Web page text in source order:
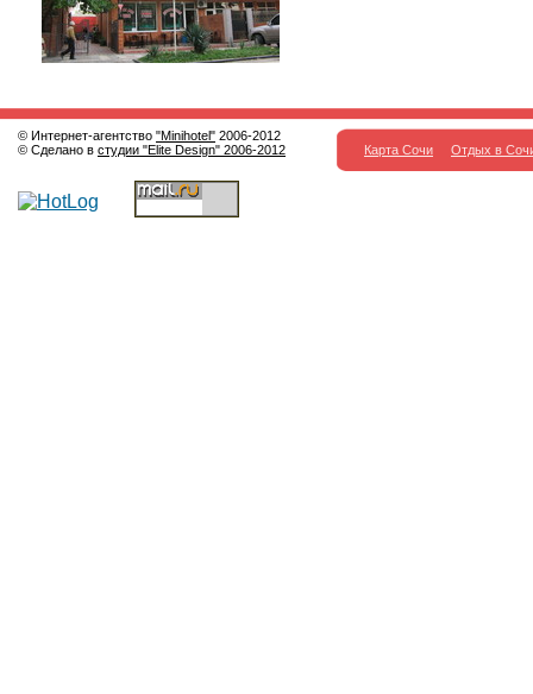
© Интернет-агентство "Minihotel" 2006-2012
© Сделано в студии "Elite Design" 2006-2012 Карта Сочи Отдых в